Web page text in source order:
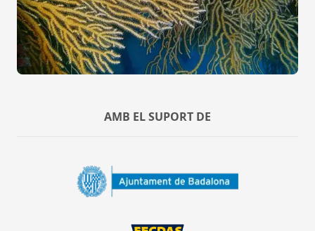
AMB EL SUPORT DE